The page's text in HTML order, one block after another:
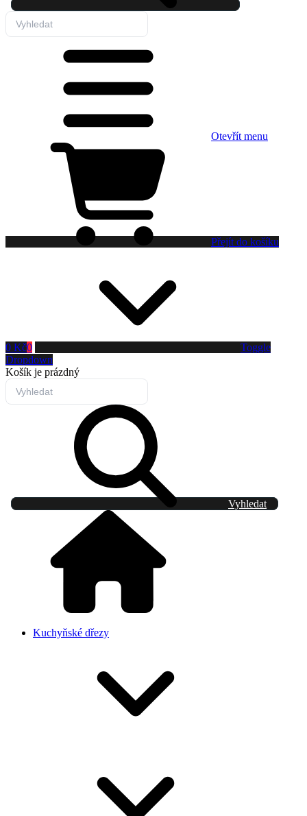
Otevřít menu
Přejít do košíku
0 Kč0
Toggle
Dropdown
Košík je prázdný
Vyhledat
Kuchyňské dřezy